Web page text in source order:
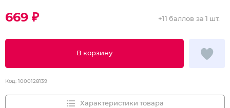
669 ₽
В корзину
+11 баллов за 1 шт.
Код: 1000128139
Характеристики товара